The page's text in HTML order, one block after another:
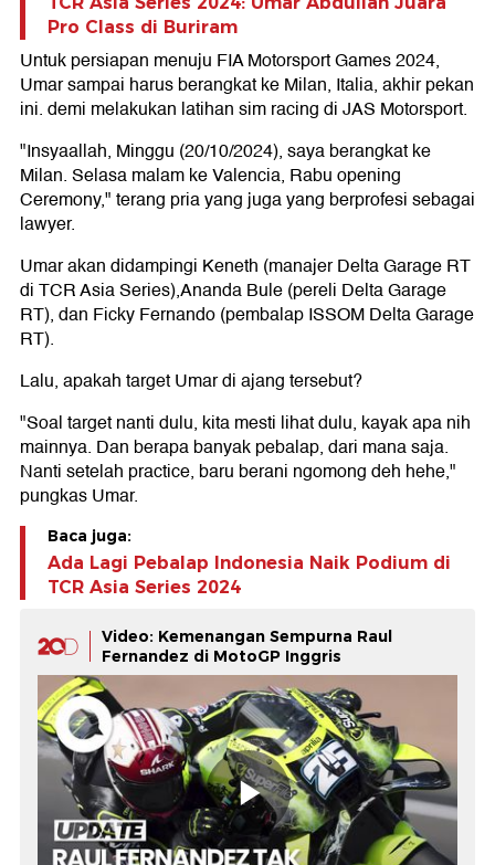
Pro Class di Buriram
Untuk persiapan menuju FIA Motorsport Games 2024,
Umar sampai harus berangkat ke Milan, Italia, akhir pekan
ini. demi melakukan latihan sim racing di JAS Motorsport.
"Insyaallah, Minggu (20/10/2024), saya berangkat ke
Milan. Selasa malam ke Valencia, Rabu opening
Ceremony," terang pria yang juga yang berprofesi sebagai
lawyer.
Umar akan didampingi Keneth (manajer Delta Garage RT
di TCR Asia Series),Ananda Bule (pereli Delta Garage
RT), dan Ficky Fernando (pembalap ISSOM Delta Garage
RT).
Lalu, apakah target Umar di ajang tersebut?
"Soal target nanti dulu, kita mesti lihat dulu, kayak apa nih
mainnya. Dan berapa banyak pebalap, dari mana saja.
Nanti setelah practice, baru berani ngomong deh hehe,"
pungkas Umar.
Baca juga:
Ada Lagi Pebalap Indonesia Naik Podium di
TCR Asia Series 2024
Video: Kemenangan Sempurna Raul
Fernandez di MotoGP Inggris